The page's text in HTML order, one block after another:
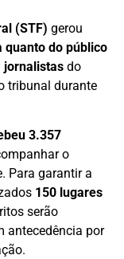
(STF) gerou
quanto do público
jornalistas do
tribunal durante
3.357
o
Para garantir a
150 lugares
serão
antecedência por